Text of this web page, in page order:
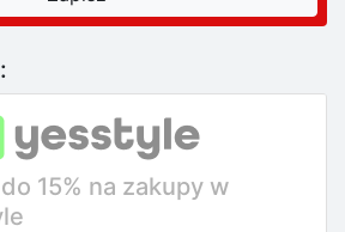
15% na zakupy w